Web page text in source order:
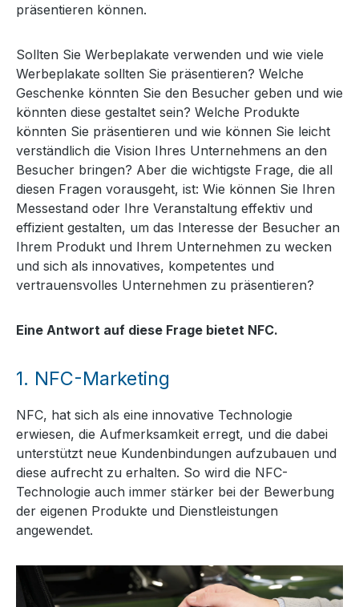
präsentieren können.
Sollten Sie Werbeplakate verwenden und wie viele
Werbeplakate sollten Sie präsentieren? Welche
Geschenke könnten Sie den Besucher geben und wie
könnten diese gestaltet sein? Welche Produkte
könnten Sie präsentieren und wie können Sie leicht
verständlich die Vision Ihres Unternehmens an den
Besucher bringen? Aber die wichtigste Frage, die all
diesen Fragen vorausgeht, ist: Wie können Sie Ihren
Messestand oder Ihre Veranstaltung effektiv und
effizient gestalten, um das Interesse der Besucher an
Ihrem Produkt und Ihrem Unternehmen zu wecken
und sich als innovatives, kompetentes und
vertrauensvolles Unternehmen zu präsentieren?
Eine Antwort auf diese Frage bietet NFC.
1. NFC-Marketing
NFC, hat sich als eine innovative Technologie
erwiesen, die Aufmerksamkeit erregt, und die dabei
unterstützt neue Kundenbindungen aufzubauen und
diese aufrecht zu erhalten. So wird die NFC-
Technologie auch immer stärker bei der Bewerbung
der eigenen Produkte und Dienstleistungen
angewendet.